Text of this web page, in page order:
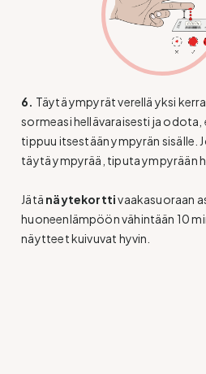
6. Täytä ympyrät verellä yksi
sormeasi hellävaraisesti ja odota,
tippuu itsestään ympyrän sisälle.
täytä ympyrää, tiputa ympyrään
Jätä näytekorttivaakasuoraan
huoneenlämpöön vähintään 10
näytteet kuivuvat hyvin.